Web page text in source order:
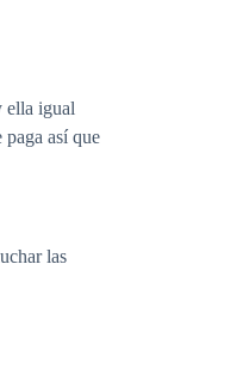
ella igual
así que
las